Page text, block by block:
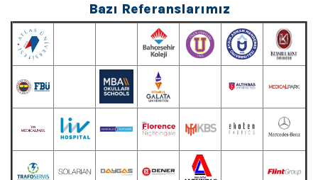
Bazı Referanslarımız